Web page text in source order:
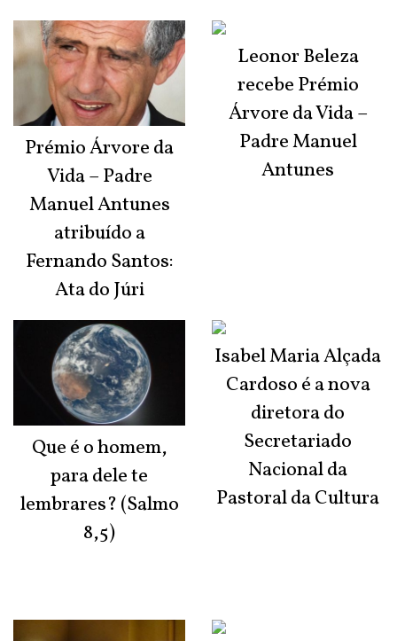
Prémio Árvore da
Vida – Padre
Manuel Antunes
atribuído a
Fernando Santos:
Ata do Júri
Que é o homem,
para dele te
lembrares? (Salmo
8,5)
Leonor Beleza
recebe Prémio
Árvore da Vida –
Padre Manuel
Antunes
Isabel Maria Alçada
Cardoso é a nova
diretora do
Secretariado
Nacional da
Pastoral da Cultura